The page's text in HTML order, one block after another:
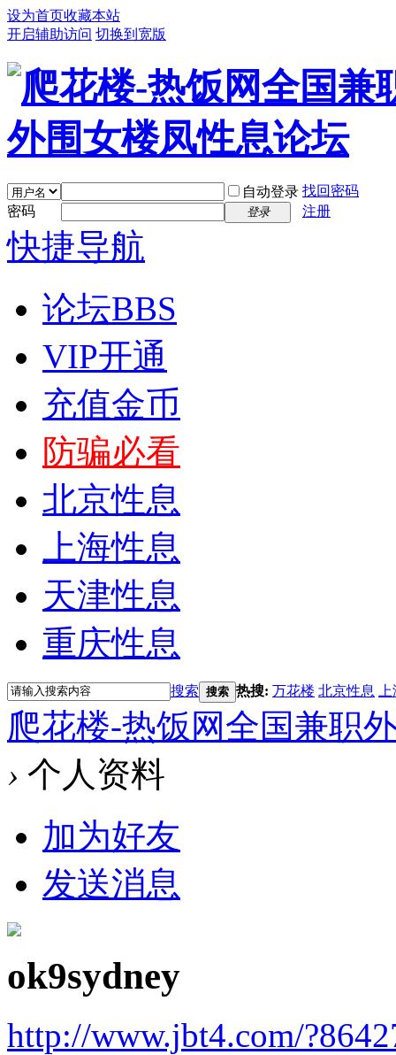
设为首页收藏本站
开启辅助访问 切换到宽版
自动登录 找回密码
密码
登录 注册
快捷导航
论坛BBS
VIP开通
充值金币
防骗必看
北京性息
上海性息
天津性息
重庆性息
搜索 搜索 热搜: 万花楼 北京性息
爬花楼-热饭网全国兼职
› 个人资料
加为好友
发送消息
ok9sydney
http://www.jbt4.com/